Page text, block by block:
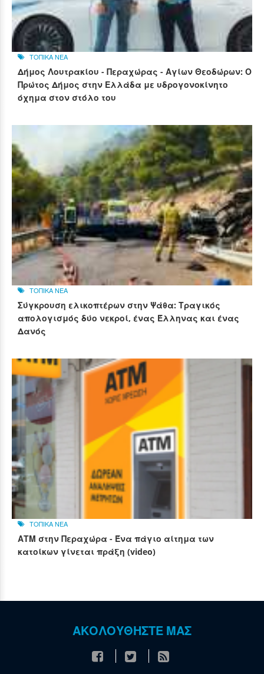
ΤΟΠΙΚΑ ΝΕΑ
Δήμος Λουτρακίου - Περαχώρας - Αγίων Θεοδώρων: Ο
Πρώτος Δήμος στην Ελλάδα με υδρογονοκίνητο
όχημα στον στόλο του
ΤΟΠΙΚΑ ΝΕΑ
Σύγκρουση ελικοπτέρων στην Ψάθα: Τραγικός
απολογισμός δύο νεκροί, ένας Έλληνας και ένας
Δανός
ΤΟΠΙΚΑ ΝΕΑ
ΑΤΜ στην Περαχώρα - Ένα πάγιο αίτημα των
κατοίκων γίνεται πράξη (video)
ΑΚΟΛΟΥΘΗΣΤΕ ΜΑΣ